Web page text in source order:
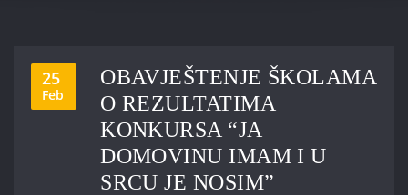
25
Feb
OBAVJEŠTENJE ŠKOLAMA
O REZULTATIMA
KONKURSA “JA
DOMOVINU IMAM I U
SRCU JE NOSIM”